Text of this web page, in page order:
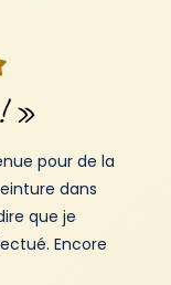
»
pour de la
dans
que je
Encore